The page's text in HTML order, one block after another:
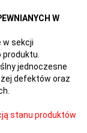
W
w sekcji
produktu.
jednoczesne
defektów oraz
stanu produktów